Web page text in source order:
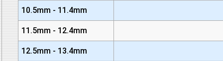
10.5mm - 11.4mm
11.5mm - 12.4mm
12.5mm - 13.4mm